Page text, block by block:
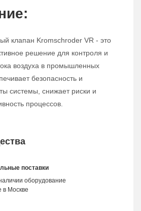
клапан Kromschroder VR - это
решение для контроля и
воздуха в промышленных
безопасность и
системы, снижает риски и
процессов.
поставки
оборудование
в Москве